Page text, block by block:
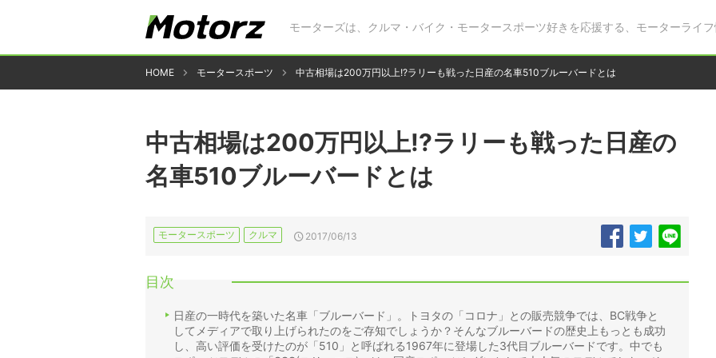
モーターズは、クルマ・バイク・モータースポーツ好きを応援する、モーターライフ
HOME モータースポーツ 中古相場は200万円以上!?ラリーも戦った日産の名車510ブルーバードとは
中古相場は200万円以上!?ラリーも戦った日産の
名車510ブルーバードとは
モータースポーツ クルマ 2017/06/13
目次
日産の一時代を築いた名車「ブルーバード」。トヨタの「コロナ」との販売競争では、BC戦争と
してメディアで取り上げられたのをご存知でしょうか？そんなブルーバードの歴史上もっとも成功
し、高い評価を受けたのが「510」と呼ばれる1967年に登場した3代目ブルーバードです。中でも